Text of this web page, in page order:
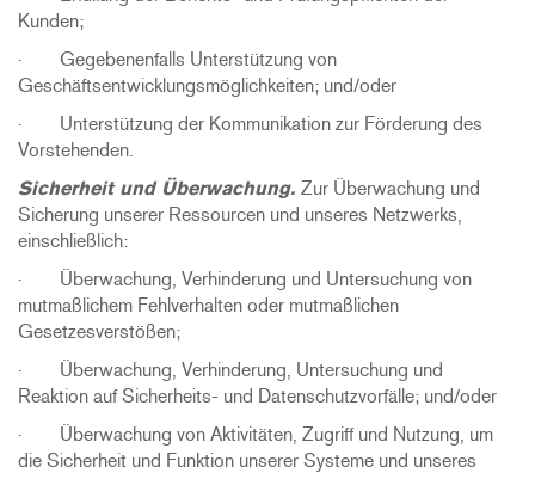
Kunden;
· Gegebenenfalls Unterstützung von
Geschäftsentwicklungsmöglichkeiten; und/oder
· Unterstützung der Kommunikation zur Förderung des
Vorstehenden.
Sicherheit und Überwachung. Zur Überwachung und
Sicherung unserer Ressourcen und unseres Netzwerks,
einschließlich:
· Überwachung, Verhinderung und Untersuchung von
mutmaßlichem Fehlverhalten oder mutmaßlichen
Gesetzesverstößen;
· Überwachung, Verhinderung, Untersuchung und
Reaktion auf Sicherheits- und Datenschutzvorfälle; und/oder
· Überwachung von Aktivitäten, Zugriff und Nutzung, um
die Sicherheit und Funktion unserer Systeme und unseres